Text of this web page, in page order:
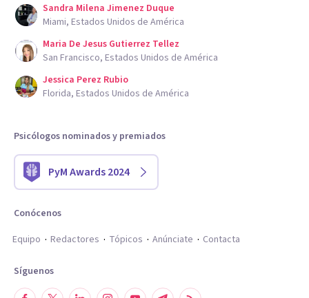
Sandra Milena Jimenez Duque
Miami, Estados Unidos de América
Maria De Jesus Gutierrez Tellez
San Francisco, Estados Unidos de América
Jessica Perez Rubio
Florida, Estados Unidos de América
Psicólogos nominados y premiados
PyM Awards 2024
Conócenos
Equipo
Redactores Tópicos Anúnciate Contacta
Síguenos